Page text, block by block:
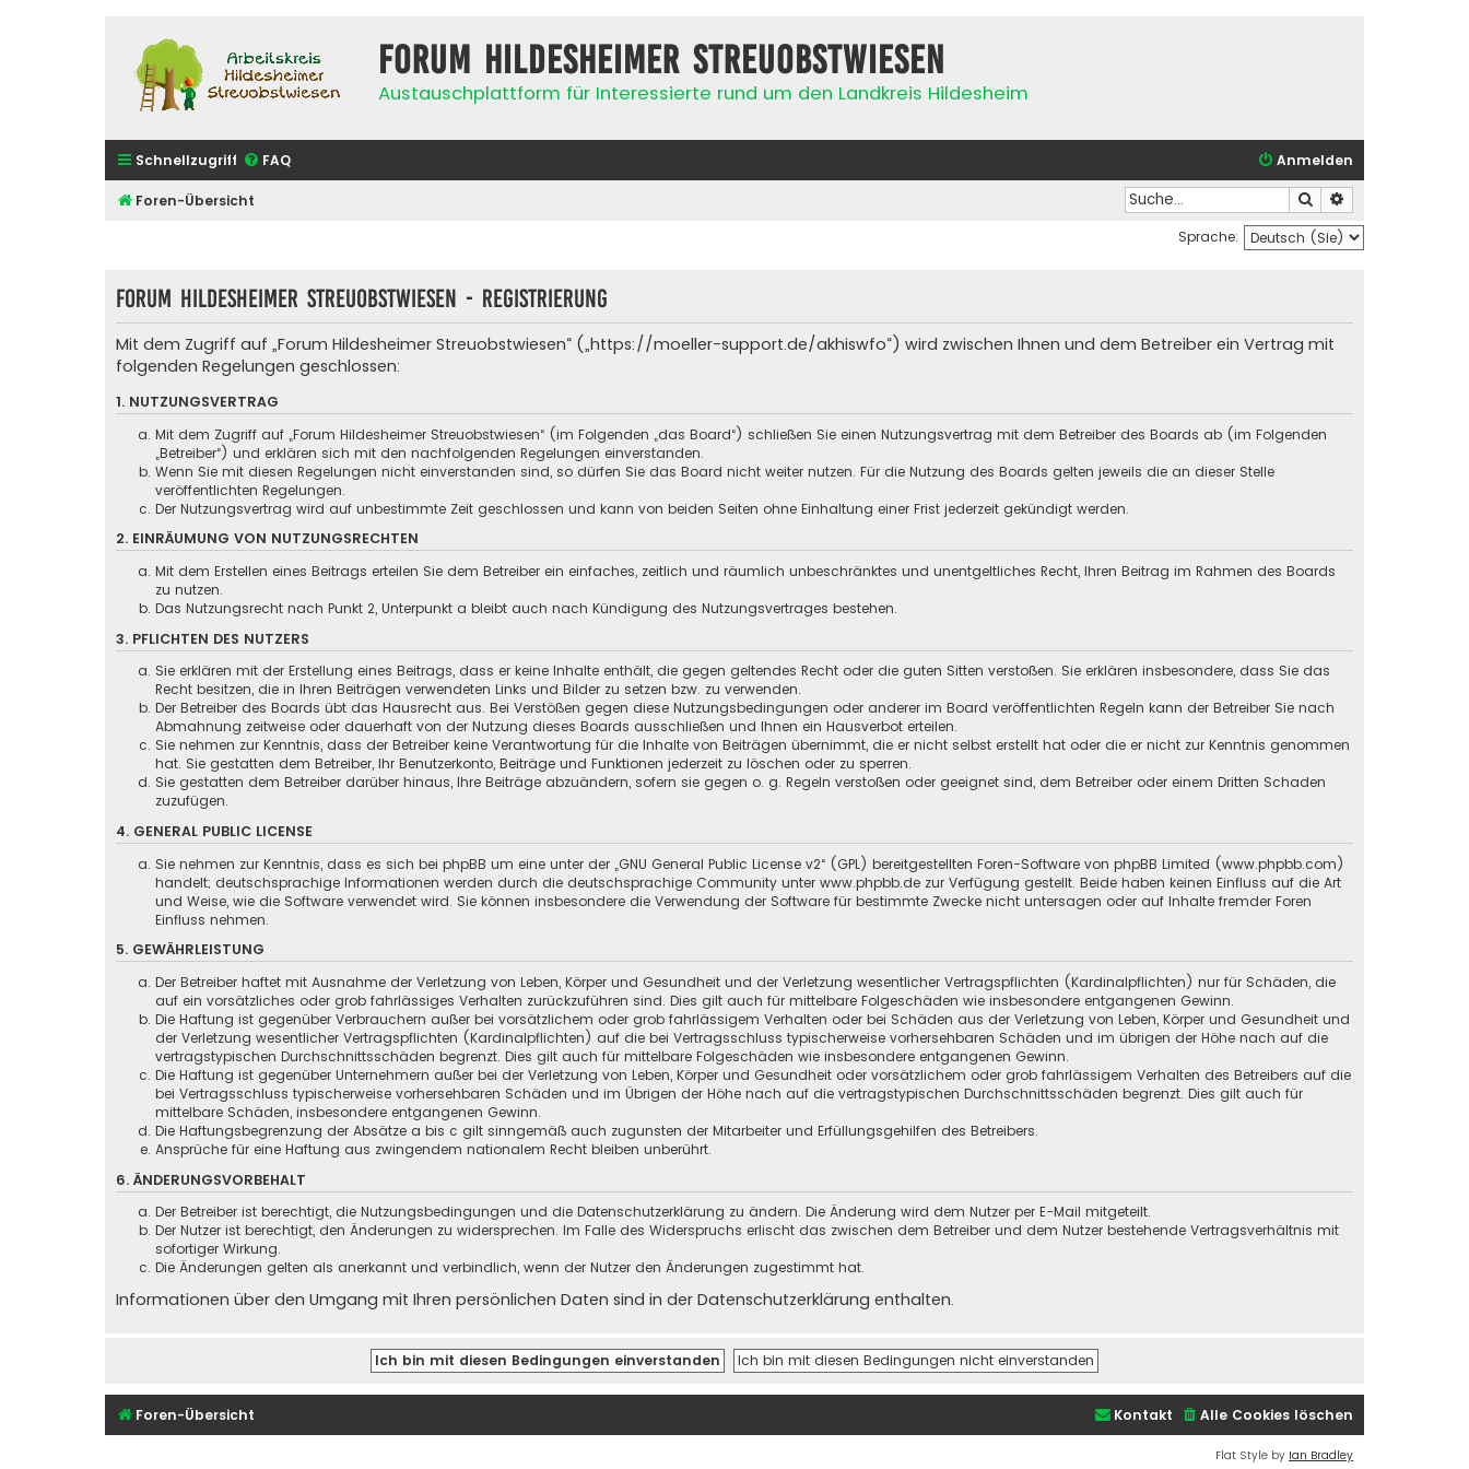
Forum Hildesheimer Streuobstwiesen
Austauschplattform für Interessierte rund um den Landkreis Hildesheim
Schnellzugriff FAQ Anmelden
Foren-Übersicht Suche
Sprache:
Forum Hildesheimer Streuobstwiesen - Registrierung
Mit dem Zugriff auf „Forum Hildesheimer Streuobstwiesen“ („https://moeller-support.de/akhiswfo“) wird zwischen Ihnen und dem Betreiber ein Vertrag mit
folgenden Regelungen geschlossen:
1. NUTZUNGSVERTRAG
Mit dem Zugriff auf „Forum Hildesheimer Streuobstwiesen“ (im Folgenden „das Board“) schließen Sie einen Nutzungsvertrag mit dem Betreiber des Boards ab (im Folgenden
„Betreiber“) und erklären sich mit den nachfolgenden Regelungen einverstanden.
Wenn Sie mit diesen Regelungen nicht einverstanden sind, so dürfen Sie das Board nicht weiter nutzen. Für die Nutzung des Boards gelten jeweils die an dieser Stelle
veröffentlichten Regelungen.
Der Nutzungsvertrag wird auf unbestimmte Zeit geschlossen und kann von beiden Seiten ohne Einhaltung einer Frist jederzeit gekündigt werden.
2. EINRÄUMUNG VON NUTZUNGSRECHTEN
Mit dem Erstellen eines Beitrags erteilen Sie dem Betreiber ein einfaches, zeitlich und räumlich unbeschränktes und unentgeltliches Recht, Ihren Beitrag im Rahmen des Boards
zu nutzen.
Das Nutzungsrecht nach Punkt 2, Unterpunkt a bleibt auch nach Kündigung des Nutzungsvertrages bestehen.
3. PFLICHTEN DES NUTZERS
Sie erklären mit der Erstellung eines Beitrags, dass er keine Inhalte enthält, die gegen geltendes Recht oder die guten Sitten verstoßen. Sie erklären insbesondere, dass Sie das
Recht besitzen, die in Ihren Beiträgen verwendeten Links und Bilder zu setzen bzw. zu verwenden.
Der Betreiber des Boards übt das Hausrecht aus. Bei Verstößen gegen diese Nutzungsbedingungen oder anderer im Board veröffentlichten Regeln kann der Betreiber Sie nach
Abmahnung zeitweise oder dauerhaft von der Nutzung dieses Boards ausschließen und Ihnen ein Hausverbot erteilen.
Sie nehmen zur Kenntnis, dass der Betreiber keine Verantwortung für die Inhalte von Beiträgen übernimmt, die er nicht selbst erstellt hat oder die er nicht zur Kenntnis genommen
hat. Sie gestatten dem Betreiber, Ihr Benutzerkonto, Beiträge und Funktionen jederzeit zu löschen oder zu sperren.
Sie gestatten dem Betreiber darüber hinaus, Ihre Beiträge abzuändern, sofern sie gegen o. g. Regeln verstoßen oder geeignet sind, dem Betreiber oder einem Dritten Schaden
zuzufügen.
4. GENERAL PUBLIC LICENSE
Sie nehmen zur Kenntnis, dass es sich bei phpBB um eine unter der „GNU General Public License v2“ (GPL) bereitgestellten Foren-Software von phpBB Limited (www.phpbb.com)
handelt; deutschsprachige Informationen werden durch die deutschsprachige Community unter www.phpbb.de zur Verfügung gestellt. Beide haben keinen Einfluss auf die Art
und Weise, wie die Software verwendet wird. Sie können insbesondere die Verwendung der Software für bestimmte Zwecke nicht untersagen oder auf Inhalte fremder Foren
Einfluss nehmen.
5. GEWÄHRLEISTUNG
Der Betreiber haftet mit Ausnahme der Verletzung von Leben, Körper und Gesundheit und der Verletzung wesentlicher Vertragspflichten (Kardinalpflichten) nur für Schäden, die
auf ein vorsätzliches oder grob fahrlässiges Verhalten zurückzuführen sind. Dies gilt auch für mittelbare Folgeschäden wie insbesondere entgangenen Gewinn.
Die Haftung ist gegenüber Verbrauchern außer bei vorsätzlichem oder grob fahrlässigem Verhalten oder bei Schäden aus der Verletzung von Leben, Körper und Gesundheit und
der Verletzung wesentlicher Vertragspflichten (Kardinalpflichten) auf die bei Vertragsschluss typischerweise vorhersehbaren Schäden und im übrigen der Höhe nach auf die
vertragstypischen Durchschnittsschäden begrenzt. Dies gilt auch für mittelbare Folgeschäden wie insbesondere entgangenen Gewinn.
Die Haftung ist gegenüber Unternehmern außer bei der Verletzung von Leben, Körper und Gesundheit oder vorsätzlichem oder grob fahrlässigem Verhalten des Betreibers auf die
bei Vertragsschluss typischerweise vorhersehbaren Schäden und im Übrigen der Höhe nach auf die vertragstypischen Durchschnittsschäden begrenzt. Dies gilt auch für
mittelbare Schäden, insbesondere entgangenen Gewinn.
Die Haftungsbegrenzung der Absätze a bis c gilt sinngemäß auch zugunsten der Mitarbeiter und Erfüllungsgehilfen des Betreibers.
Ansprüche für eine Haftung aus zwingendem nationalem Recht bleiben unberührt.
6. ÄNDERUNGSVORBEHALT
Der Betreiber ist berechtigt, die Nutzungsbedingungen und die Datenschutzerklärung zu ändern. Die Änderung wird dem Nutzer per E-Mail mitgeteilt.
Der Nutzer ist berechtigt, den Änderungen zu widersprechen. Im Falle des Widerspruchs erlischt das zwischen dem Betreiber und dem Nutzer bestehende Vertragsverhältnis mit
sofortiger Wirkung.
Die Änderungen gelten als anerkannt und verbindlich, wenn der Nutzer den Änderungen zugestimmt hat.
Informationen über den Umgang mit Ihren persönlichen Daten sind in der Datenschutzerklärung enthalten.
Foren-Übersicht Alle Cookies löschen
Kontakt
Flat Style by Ian Bradley